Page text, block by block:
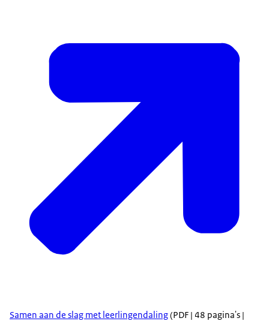
Samen aan de slag met leerlingendaling(PDF | 48 pagina's |